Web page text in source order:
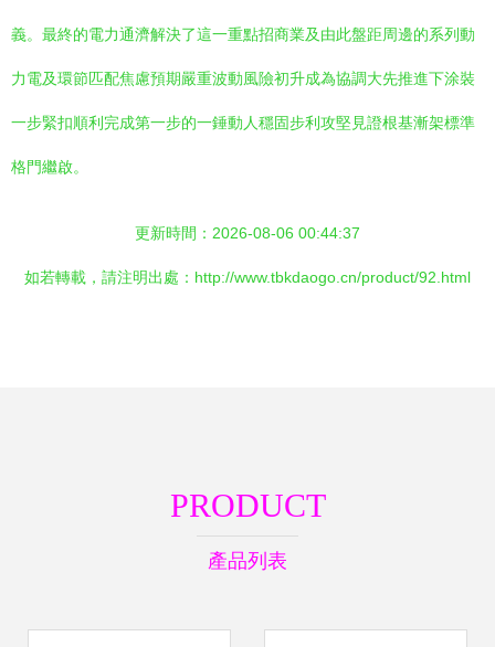
義。最終的電力通濟解決了這一重點招商業及由此盤距周邊的系列動
力電及環節匹配焦慮預期嚴重波動風險初升成為協調大先推進下涂裝
一步緊扣順利完成第一步的一錘動人穩固步利攻堅見證根基漸架標準
格門繼啟。
更新時間：2026-08-06 00:44:37
如若轉載，請注明出處：http://www.tbkdaogo.cn/product/92.html
PRODUCT
產品列表